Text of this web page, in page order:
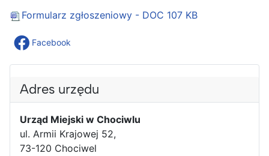
Formularz zgłoszeniowy - DOC 107 KB
Facebook
Adres urzędu
Urząd Miejski w Chociwlu
ul. Armii Krajowej 52,
73-120 Chociwel